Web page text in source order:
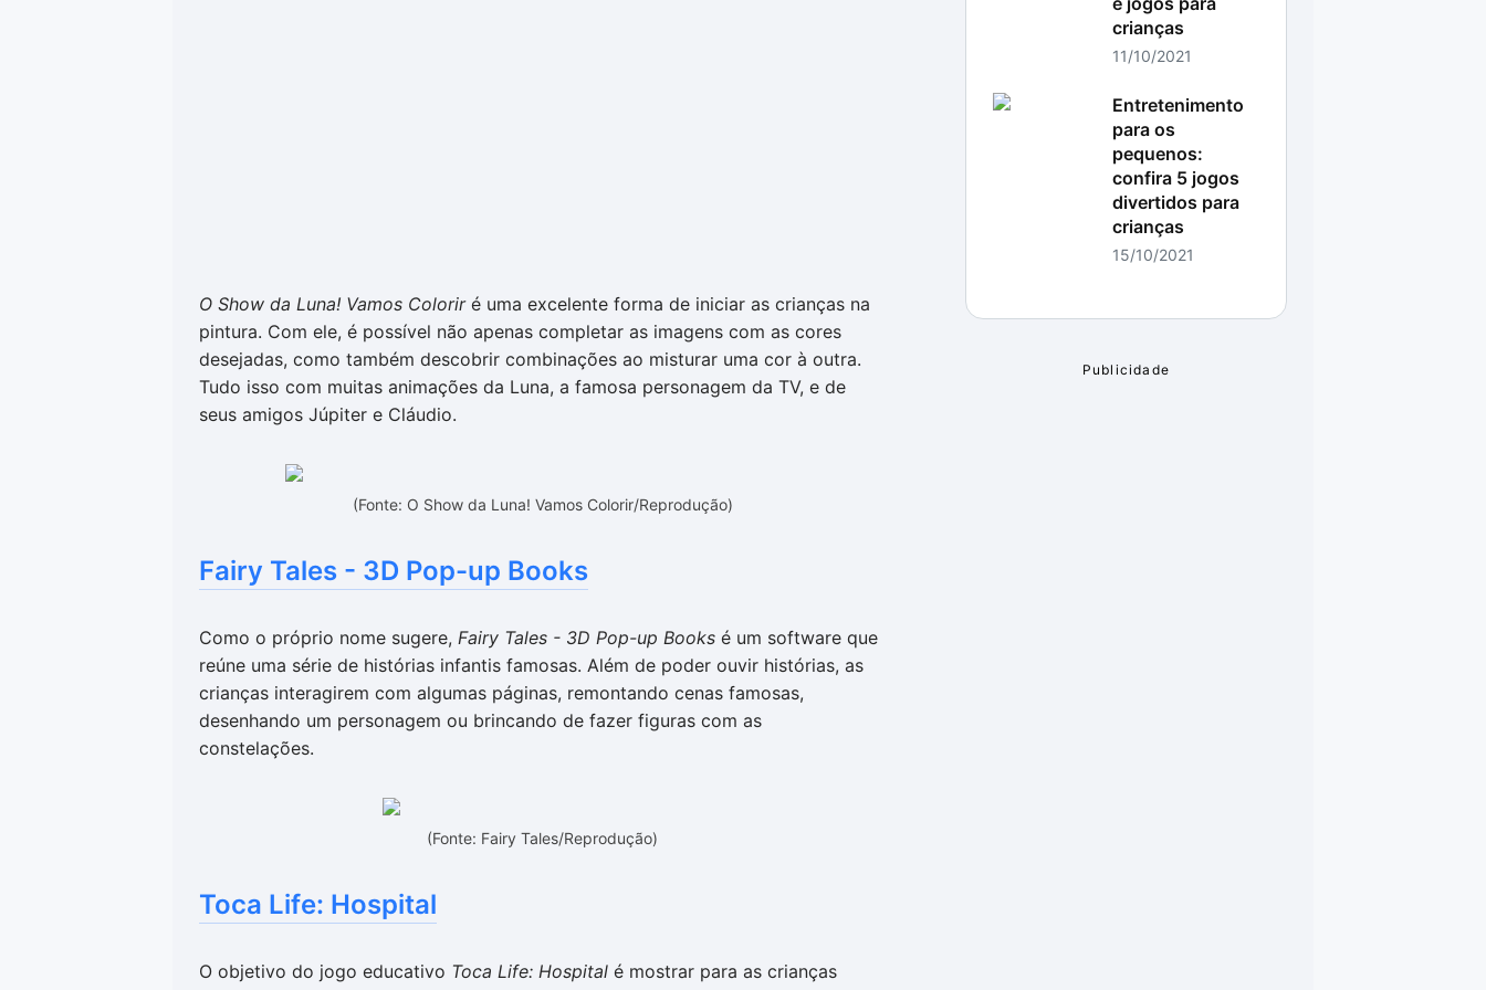
O Show da Luna! Vamos Colorir é uma excelente forma de iniciar as crianças na
pintura. Com ele, é possível não apenas completar as imagens com as cores
desejadas, como também descobrir combinações ao misturar uma cor à outra.
Tudo isso com muitas animações da Luna, a famosa personagem da TV, e de
seus amigos Júpiter e Cláudio.
(Fonte: O Show da Luna! Vamos Colorir/Reprodução)
Fairy Tales - 3D Pop-up Books
Como o próprio nome sugere, Fairy Tales - 3D Pop-up Books é um software que
reúne uma série de histórias infantis famosas. Além de poder ouvir histórias, as
crianças interagirem com algumas páginas, remontando cenas famosas,
desenhando um personagem ou brincando de fazer figuras com as
constelações.
(Fonte: Fairy Tales/Reprodução)
Toca Life: Hospital
O objetivo do jogo educativo Toca Life: Hospital é mostrar para as crianças
crianças
11/10/2021
Entretenimento
para os
pequenos:
confira 5 jogos
divertidos para
crianças
15/10/2021